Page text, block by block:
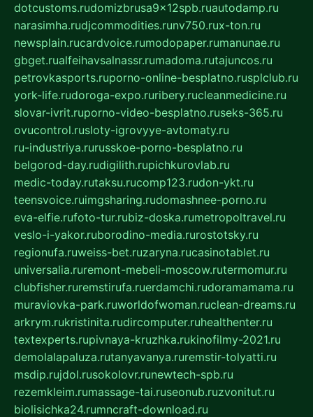
dotcustoms.rudomizbrusa9x12spb.ruautodamp.ru
narasimha.rudjcommodities.runv750.rux-ton.ru
newsplain.rucardvoice.rumodopaper.rumanunae.ru
gbget.rualfeihavsalnassr.rumadoma.rutajuncos.ru
petrovkasports.ruporno-online-besplatno.rusplclub.ru
york-life.rudoroga-expo.ruribery.rucleanmedicine.ru
slovar-ivrit.ruporno-video-besplatno.ruseks-365.ru
ovucontrol.rusloty-igrovyye-avtomaty.ru
ru-industriya.rurusskoe-porno-besplatno.ru
belgorod-day.rudigilith.rupichkurovlab.ru
medic-today.rutaksu.rucomp123.rudon-ykt.ru
teensvoice.ruimgsharing.rudomashnee-porno.ru
eva-elfie.rufoto-tur.rubiz-doska.rumetropoltravel.ru
veslo-i-yakor.ruborodino-media.rurostotsky.ru
regionufa.ruweiss-bet.ruzaryna.rucasinotablet.ru
universalia.ruremont-mebeli-moscow.rutermomur.ru
clubfisher.ruremstirufa.ruerdamchi.rudoramamama.ru
muraviovka-park.ruworldofwoman.ruclean-dreams.ru
arkrym.rukristinita.rudircomputer.ruhealthenter.ru
textexperts.rupivnaya-kruzhka.rukinofilmy-2021.ru
demolalapaluza.rutanyavanya.ruremstir-tolyatti.ru
msdip.rujdol.rusokolovr.runewtech-spb.ru
rezemkleim.rumassage-tai.ruseonub.ruzvonitut.ru
biolisichka24.rumncraft-download.ru